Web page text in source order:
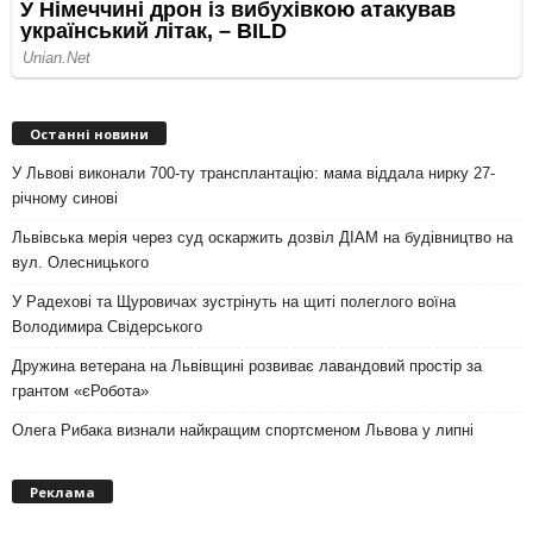
Останні новини
У Львові виконали 700-ту трансплантацію: мама віддала нирку 27-
річному синові
Львівська мерія через суд оскаржить дозвіл ДІАМ на будівництво на
вул. Олесницького
У Радехові та Щуровичах зустрінуть на щиті полеглого воїна
Володимира Свідерського
Дружина ветерана на Львівщині розвиває лавандовий простір за
грантом «єРобота»
Олега Рибака визнали найкращим спортсменом Львова у липні
Реклама